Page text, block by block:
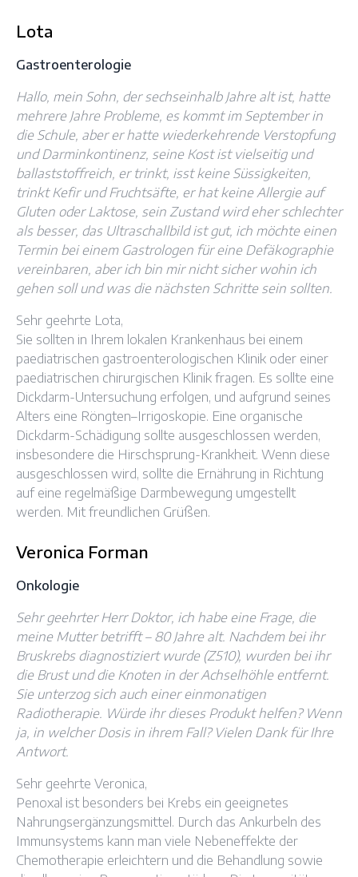
Lota
Gastroenterologie
Hallo, mein Sohn, der sechseinhalb Jahre alt ist, hatte
mehrere Jahre Probleme, es kommt im September in
die Schule, aber er hatte wiederkehrende Verstopfung
und Darminkontinenz, seine Kost ist vielseitig und
ballaststoffreich, er trinkt, isst keine Süssigkeiten,
trinkt Kefir und Fruchtsäfte, er hat keine Allergie auf
Gluten oder Laktose, sein Zustand wird eher schlechter
als besser, das Ultraschallbild ist gut, ich möchte einen
Termin bei einem Gastrologen für eine Defäkographie
vereinbaren, aber ich bin mir nicht sicher wohin ich
gehen soll und was die nächsten Schritte sein sollten.
Sehr geehrte Lota,
Sie sollten in Ihrem lokalen Krankenhaus bei einem
paediatrischen gastroenterologischen Klinik oder einer
paediatrischen chirurgischen Klinik fragen. Es sollte eine
Dickdarm-Untersuchung erfolgen, und aufgrund seines
Alters eine Röngten–Irrigoskopie. Eine organische
Dickdarm-Schädigung sollte ausgeschlossen werden,
insbesondere die Hirschsprung-Krankheit. Wenn diese
ausgeschlossen wird, sollte die Ernährung in Richtung
auf eine regelmäßige Darmbewegung umgestellt
werden. Mit freundlichen Grüßen.
Veronica Forman
Onkologie
Sehr geehrter Herr Doktor, ich habe eine Frage, die
meine Mutter betrifft – 80 Jahre alt. Nachdem bei ihr
Bruskrebs diagnostiziert wurde (Z510), wurden bei ihr
die Brust und die Knoten in der Achselhöhle entfernt.
Sie unterzog sich auch einer einmonatigen
Radiotherapie. Würde ihr dieses Produkt helfen? Wenn
ja, in welcher Dosis in ihrem Fall? Vielen Dank für Ihre
Antwort.
Sehr geehrte Veronica,
Penoxal ist besonders bei Krebs ein geeignetes
Nahrungsergänzungsmittel. Durch das Ankurbeln des
Immunsystems kann man viele Nebeneffekte der
Chemotherapie erleichtern und die Behandlung sowie